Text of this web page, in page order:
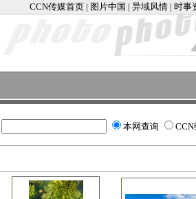
CCN传媒首页 | 图片中国 | 异域风情 | 时事
本网查询